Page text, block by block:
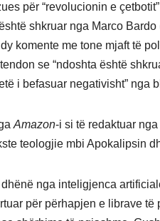
për “revolucionin e
shkruar nga Marco
komente me tone mjaft të
se “ndoshta është
i befasuar negativisht” nga
Amazon-i si të redaktuar nga
teologjie mbi Apokalipsin
nga inteligjenca
për përhapjen e librave